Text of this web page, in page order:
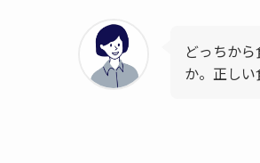
どっちか
か。正し